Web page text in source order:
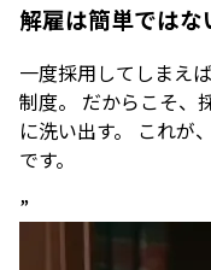
解雇は簡単ではな
一度採用してしまえ
制度。 だからこそ、
に洗い出す。 これが
です。
”